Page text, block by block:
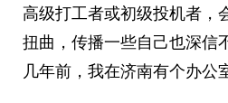
高级打工者或初级投机者，
扭曲，传播一些自己也深信
几年前，我在济南有个办公